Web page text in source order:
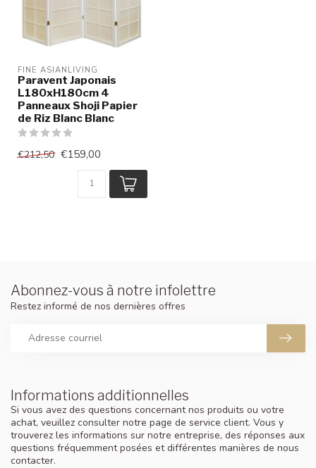
FINE ASIANLIVING
Paravent Japonais
L180xH180cm 4
Panneaux Shoji Papier
de Riz Blanc Blanc
€212,50 €159,00
Informations additionnelles
Si vous avez des questions concernant nos produits ou votre
achat, veuillez consulter notre page de service client. Vous y
trouverez les informations sur notre entreprise, des réponses aux
questions fréquemment posées et différentes manières de nous
contacter.
Abonnez-vous à notre infolettre
Restez informé de nos dernières offres